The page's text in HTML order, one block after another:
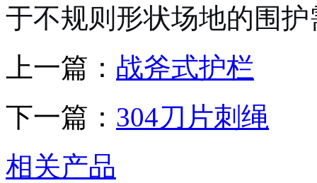
于不规则形状场地的围
上一篇： 战斧式护栏
下一篇： 304刀片刺绳
相关产品